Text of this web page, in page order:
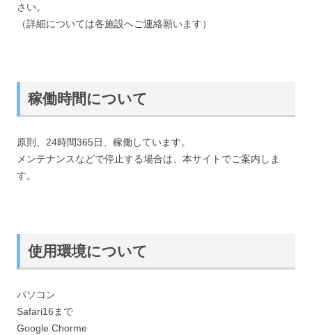
さい。
（詳細については各施設へご連絡願います）
稼働時間について
原則、24時間365日、稼働しています。
メンテナンスなどで停止する場合は、本サイトでご案内しま
す。
使用環境について
パソコン
Safari16まで
Google Chorme